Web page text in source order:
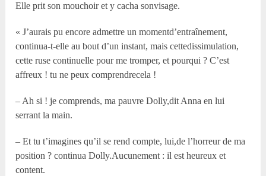
Elle prit son mouchoir et y cacha sonvisage.
« J’aurais pu encore admettre un momentd’entraînement,
continua-t-elle au bout d’un instant, mais cettedissimulation,
cette ruse continuelle pour me tromper, et pourqui ? C’est
affreux ! tu ne peux comprendrecela !
– Ah si ! je comprends, ma pauvre Dolly,dit Anna en lui
serrant la main.
– Et tu t’imagines qu’il se rend compte, lui,de l’horreur de ma
position ? continua Dolly.Aucunement : il est heureux et
content.